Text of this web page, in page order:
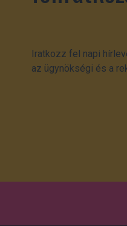
Iratkozz fel napi
az ügynökségi és a